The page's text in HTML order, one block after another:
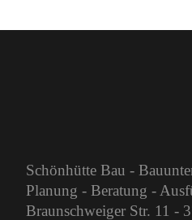
Schönhütte Bau -
Planung - Beratung -
Braunschweiger Str. 11 -